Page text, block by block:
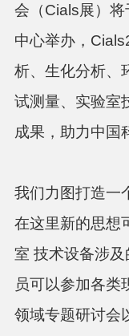
会（Cials展）
中心举办，
析、生化分析、
试测量、实验室
成果，助力中国
我们力图打造一
在这里新的思想
室 技术设备涉
员可以参加各类
领域专题研讨会